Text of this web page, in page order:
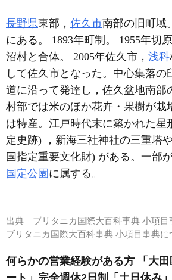
長野県東部， 佐久市南部の旧町域。
にある。 1893年町制。 1955年切
沼村と合体。 2005年佐久市， 浅科
して佐久市となった。中心集落の
道に沿って発達し，佐久盆地南部
村部では米のほか花卉・果樹が栽
は特産。江戸時代末に築かれた星
定史跡) ，新海三社神社の三重塔
国指定重要文化財) がある。一部
国定公園に属する。
出典 ブリタニカ国際大百科事典 小項目
ブリタニカ国際大百科事典 小項目事典
何らかの営業経験がある方 「大
ート」完全週休2日制「土日休み」